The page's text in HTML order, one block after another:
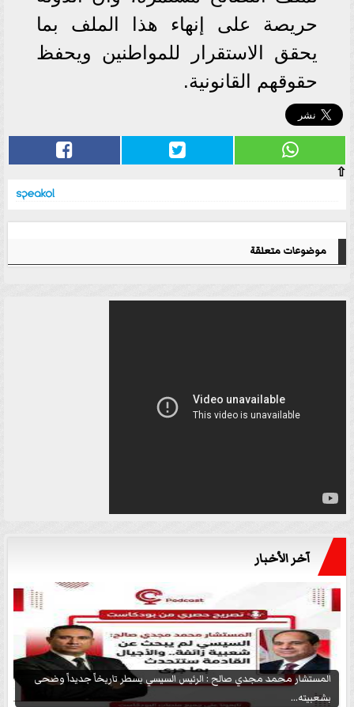
حريصة على إنهاء هذا الملف بما
يحقق الاستقرار للمواطنين ويحفظ
حقوقهم القانونية.
⇧
موضوعات متعلقة
آخر الأخبار
المستشار محمد مجدي صالح : الرئيس السيسي يسطر تاريخاً جديداً وضحى
بشعبيته...